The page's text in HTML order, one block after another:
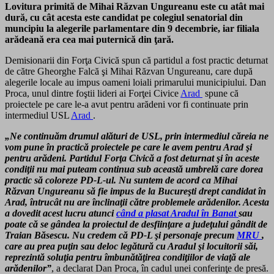
Lovitura primită de Mihai Răzvan Ungureanu este cu atât mai
dură, cu cât acesta este candidat pe colegiul senatorial din
muncipiu la alegerile parlamentare din 9 decembrie, iar filiala
arădeană era cea mai puternică din ţară.
Demisionarii din Forţa Civică spun că partidul a fost practic deturnat
de către Gheorghe Falcă şi Mihai Răzvan Ungureanu, care după
alegerile locale au impus oameni loiali primarului municipiului. Dan
Proca, unul dintre foştii lideri ai Forţei Civice Arad spune că
proiectele pe care le-a avut pentru arădeni vor fi continuate prin
intermediul USL Arad .
„Ne continuăm drumul alături de USL, prin intermediul căreia ne
vom pune în practică proiectele pe care le avem pentru Arad şi
pentru arădeni. Partidul Forţa Civică a fost deturnat şi în aceste
condiţii nu mai puteam continua sub această umbrelă care dorea
practic să coloreze PD-L-ul. Nu suntem de acord ca Mihai
Răzvan Ungureanu să fie impus de la Bucureşti drept candidat în
Arad, întrucât nu are înclinaţii către problemele arădenilor. Acesta
a dovedit acest lucru atuncicând a plasat Aradul în Banatsau
poate că se gândea la proiectul de desfiinţare a judeţului gândit de
Traian Băsescu. Nu credem că PD-L şi personaje precum MRU ,
care au prea puţin sau deloc legătură cu Aradul şi locuitorii săi,
reprezintă soluţia pentru îmbunătăţirea condiţiilor de viaţă ale
arădenilor”, a declarat Dan Proca, în cadul unei conferinţe de presă.